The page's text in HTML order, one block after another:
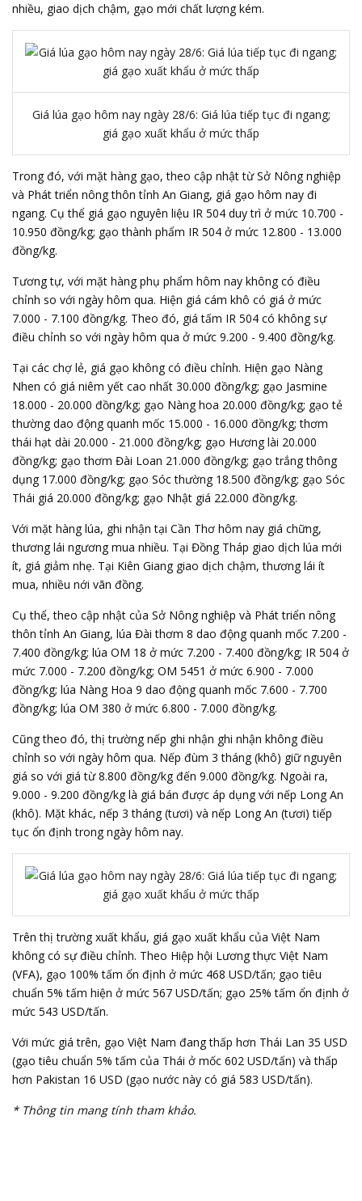
nhiều, giao dịch chậm, gạo mới chất lượng kém.
Giá lúa gạo hôm nay ngày 28/6: Giá lúa tiếp tục đi ngang;
giá gạo xuất khẩu ở mức thấp
Trong đó, với mặt hàng gạo, theo cập nhật từ Sở Nông nghiệp
và Phát triển nông thôn tỉnh An Giang, giá gạo hôm nay đi
ngang. Cụ thể giá gạo nguyên liệu IR 504 duy trì ở mức 10.700 -
10.950 đồng/kg; gạo thành phẩm IR 504 ở mức 12.800 - 13.000
đồng/kg.
Tương tự, với mặt hàng phụ phẩm hôm nay không có điều
chỉnh so với ngày hôm qua. Hiện giá cám khô có giá ở mức
7.000 - 7.100 đồng/kg. Theo đó, giá tấm IR 504 có không sự
điều chỉnh so với ngày hôm qua ở mức 9.200 - 9.400 đồng/kg.
Tại các chợ lẻ, giá gạo không có điều chỉnh. Hiện gạo Nàng
Nhen có giá niêm yết cao nhất 30.000 đồng/kg; gạo Jasmine
18.000 - 20.000 đồng/kg; gạo Nàng hoa 20.000 đồng/kg; gạo tẻ
thường dao động quanh mốc 15.000 - 16.000 đồng/kg; thơm
thái hạt dài 20.000 - 21.000 đồng/kg; gạo Hương lài 20.000
đồng/kg; gạo thơm Đài Loan 21.000 đồng/kg; gạo trắng thông
dụng 17.000 đồng/kg; gạo Sóc thường 18.500 đồng/kg; gạo Sóc
Thái giá 20.000 đồng/kg; gạo Nhật giá 22.000 đồng/kg.
Với mặt hàng lúa, ghi nhận tại Cần Thơ hôm nay giá chững,
thương lái ngương mua nhiều. Tại Đồng Tháp giao dịch lúa mới
ít, giá giảm nhẹ. Tại Kiên Giang giao dịch chậm, thương lái ít
mua, nhiều nới vãn đồng.
Cụ thể, theo cập nhật của Sở Nông nghiệp và Phát triển nông
thôn tỉnh An Giang, lúa Đài thơm 8 dao động quanh mốc 7.200 -
7.400 đồng/kg; lúa OM 18 ở mức 7.200 - 7.400 đồng/kg; IR 504 ở
mức 7.000 - 7.200 đồng/kg; OM 5451 ở mức 6.900 - 7.000
đồng/kg; lúa Nàng Hoa 9 dao động quanh mốc 7.600 - 7.700
đồng/kg; lúa OM 380 ở mức 6.800 - 7.000 đồng/kg.
Cũng theo đó, thị trường nếp ghi nhận ghi nhận không điều
chỉnh so với ngày hôm qua. Nếp đùm 3 tháng (khô) giữ nguyên
giá so với giá từ 8.800 đồng/kg đến 9.000 đồng/kg. Ngoài ra,
9.000 - 9.200 đồng/kg là giá bán được áp dụng với nếp Long An
(khô). Mặt khác, nếp 3 tháng (tươi) và nếp Long An (tươi) tiếp
tục ổn định trong ngày hôm nay.
Trên thị trường xuất khẩu, giá gạo xuất khẩu của Việt Nam
không có sự điều chỉnh. Theo Hiệp hội Lương thực Việt Nam
(VFA), gạo 100% tấm ổn định ở mức 468 USD/tấn; gạo tiêu
chuẩn 5% tấm hiện ở mức 567 USD/tấn; gạo 25% tấm ổn định ở
mức 543 USD/tấn.
Với mức giá trên, gạo Việt Nam đang thấp hơn Thái Lan 35 USD
(gạo tiêu chuẩn 5% tấm của Thái ở mốc 602 USD/tấn) và thấp
hơn Pakistan 16 USD (gạo nước này có giá 583 USD/tấn).
* Thông tin mang tính tham khảo.